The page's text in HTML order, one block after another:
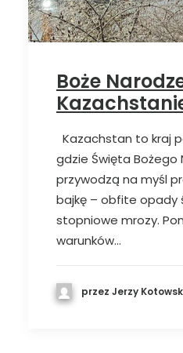
Boże
Kazachstan to kraj
gdzie Święta Bożego
przywodzą na myśl
bajkę – obfite opady
stopniowe mrozy.
warunków…
przez Jerzy